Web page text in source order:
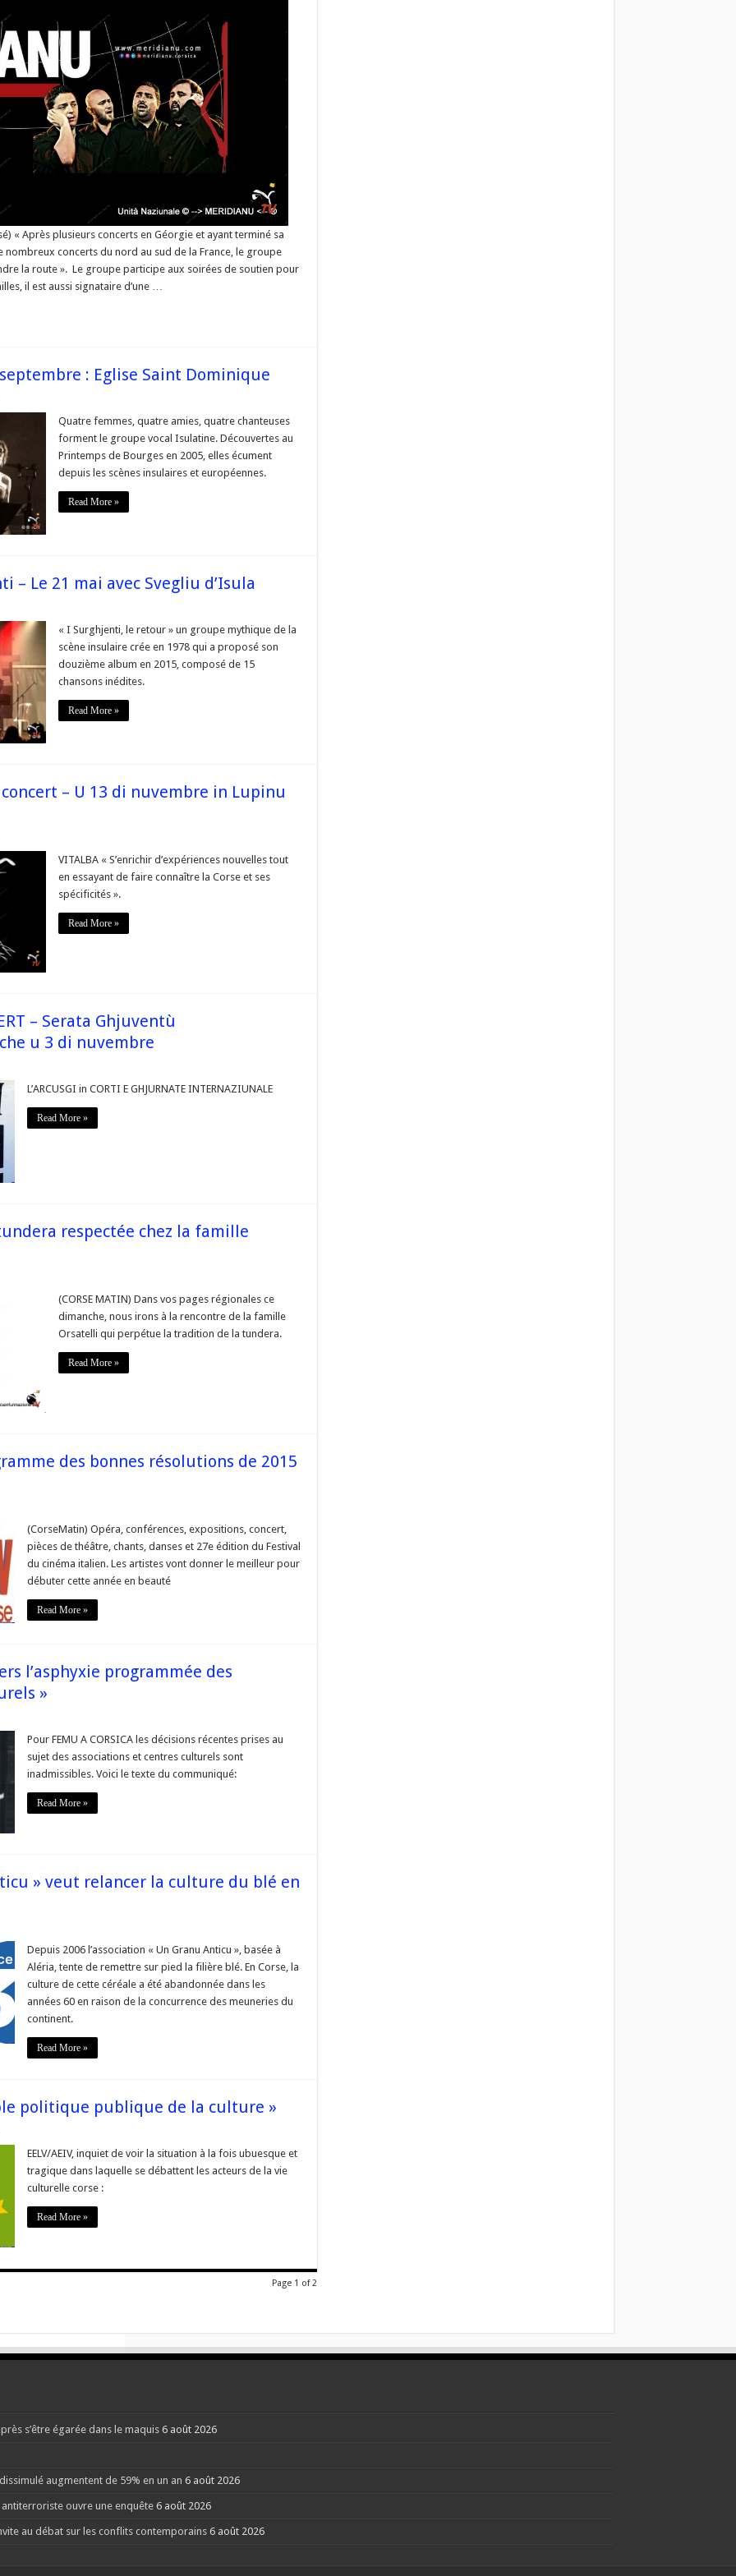
« Après plusieurs concerts en Géorgie et ayant terminé sa
concerts du nord au sud de la France, le groupe
la route ». Le groupe participe aux soirées de soutien pour
il est aussi signataire d’une …
: Eglise Saint Dominique
sur
29
septembre
:
Eglise
Saint
Dominique
Quatre femmes, quatre amies, quatre chanteuses
forment le groupe vocal Isulatine. Découvertes au
Printemps de Bourges en 2005, elles écument
depuis les scènes insulaires et européennes.
Read More »
– Le 21 mai avec Svegliu d’Isula
« I Surghjenti, le retour » un groupe mythique de la
scène insulaire crée en 1978 qui a proposé son
douzième album en 2015, composé de 15
chansons inédites.
Read More »
– U 13 di nuvembre in Lupinu
@Vitalba_Corsica
centru
VITALBA « S’enrichir d’expériences nouvelles tout
en essayant de faire connaître la Corse et ses
spécificités ».
Read More »
– Serata Ghjuventù
u 3 di nuvembre
L’ARCUSGI in CORTI E GHJURNATE INTERNAZIUNALE
Read More »
respectée chez la famille
(CORSE MATIN) Dans vos pages régionales ce
dimanche, nous irons à la rencontre de la famille
Orsatelli qui perpétue la tradition de la tundera.
Read More »
des bonnes résolutions de 2015
(CorseMatin) Opéra, conférences, expositions, concert,
pièces de théâtre, chants, danses et 27e édition du Festival
du cinéma italien. Les artistes vont donner le meilleur pour
débuter cette année en beauté
Read More »
l’asphyxie programmée des
»
»
Pour FEMU A CORSICA les décisions récentes prises au
sujet des associations et centres culturels sont
inadmissibles. Voici le texte du communiqué:
Read More »
» veut relancer la culture du blé en
»
Depuis 2006 l’association « Un Granu Anticu », basée à
Aléria, tente de remettre sur pied la filière blé. En Corse, la
culture de cette céréale a été abandonnée dans les
années 60 en raison de la concurrence des meuneries du
continent.
Read More »
politique publique de la culture »
sur
véritable
politique
publique
de
EELV/AEIV, inquiet de voir la situation à la fois ubuesque et
tragique dans laquelle se débattent les acteurs de la vie
culturelle corse :
Read More »
Page 1 of 2
s’être égarée dans le maquis 6 août 2026
augmentent de 59% en un an 6 août 2026
ouvre une enquête 6 août 2026
au débat sur les conflits contemporains 6 août 2026